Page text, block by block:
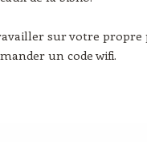
sur votre
un code wifi.